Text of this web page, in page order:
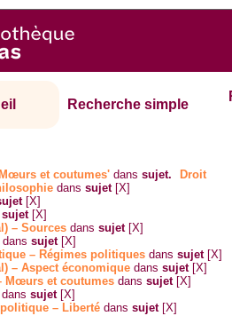
Recherche simple
et coutumes' danssujet.
Droit
danssujet [X]
[X]
sujet [X]
– Sources danssujet [X]
danssujet [X]
– Régimes politiques danssujet [X]
– Aspect économique danssujet [X]
Mœurs et coutumes danssujet [X]
danssujet [X]
– Liberté danssujet [X]